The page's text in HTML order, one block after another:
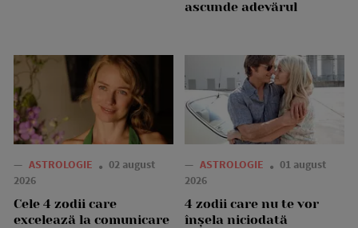
ascunde adevărul
— ASTROLOGIE
02 august
2026
Cele 4 zodii care
excelează la comunicare
— ASTROLOGIE
01 august
2026
4 zodii care nu te vor
înșela niciodată